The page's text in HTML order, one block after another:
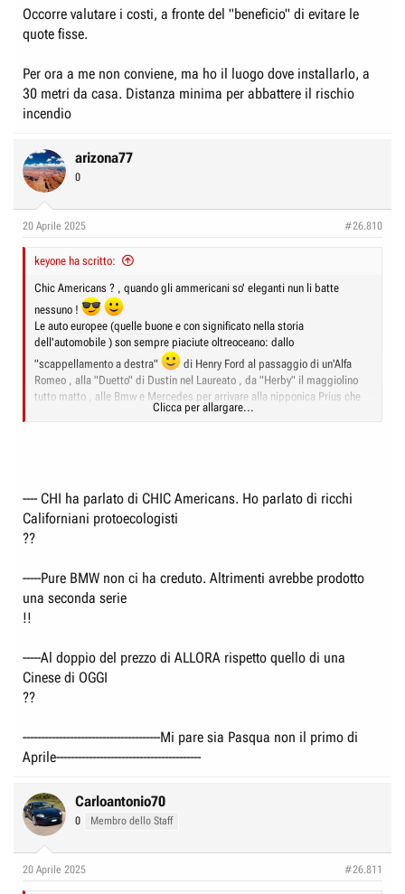
Occorre valutare i costi, a fronte del "beneficio" di evitare le
quote fisse.
Per ora a me non conviene, ma ho il luogo dove installarlo, a
30 metri da casa. Distanza minima per abbattere il rischio
incendio
arizona77
0
20 Aprile 2025 #26.810
keyone ha scritto:
Chic Americans ? , quando gli ammericani so' eleganti nun li batte
nessuno !
Le auto europee (quelle buone e con significato nella storia
dell'automobile ) son sempre piaciute oltreoceano: dallo
"scappellamento a destra"
di Henry Ford al passaggio di un'Alfa
Romeo , alla "Duetto" di Dustin nel Laureato , da "Herby" il maggiolino
tutto matto , alle Bmw e Mercedes per arrivare alla nipponica Prius che
ha conquistato gli americani colti e attenti all'ambiente...
praticamente imbattibili per qualità prezzo . Per questo ho insistito sulla
i3 nel topic sulla transizione , anche se del senno di poi...
Clicca per allargare...
---- CHI ha parlato di CHIC Americans. Ho parlato di ricchi
Californiani protoecologisti
??
-----Pure BMW non ci ha creduto. Altrimenti avrebbe prodotto
una seconda serie
!!
-----Al doppio del prezzo di ALLORA rispetto quello di una
Cinese di OGGI
??
--------------------------------------Mi pare sia Pasqua non il primo di
Aprile----------------------------------------
Carloantonio70
0 Membro dello Staff
20 Aprile 2025 #26.811